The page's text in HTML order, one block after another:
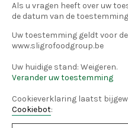
Als u vragen heeft over uw
de datum van de
Uw toestemming geldt voor
www.sligrofoodgroup.be
Uw huidige stand: Weigeren.
Verander uw toestemming
Cookieverklaring laatst
Cookiebot: